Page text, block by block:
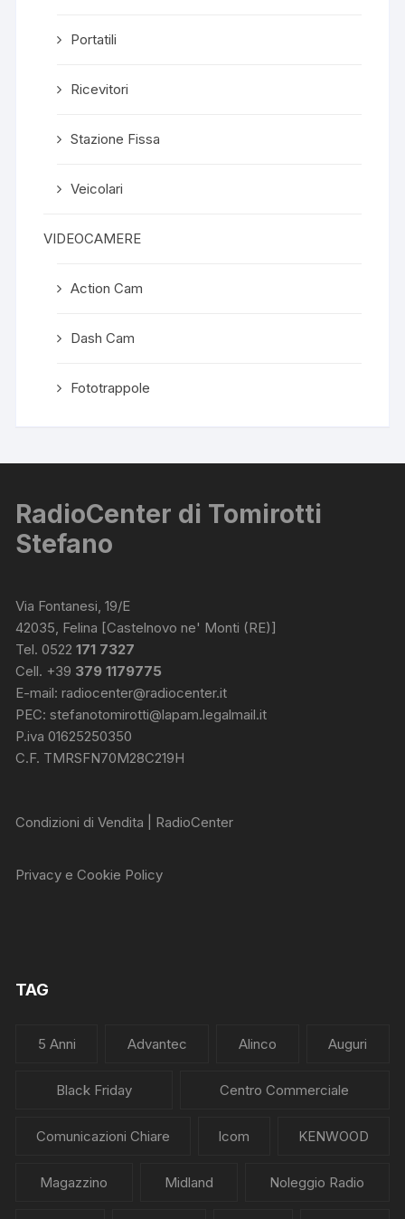
Portatili
Ricevitori
Stazione Fissa
Veicolari
VIDEOCAMERE
Action Cam
Dash Cam
Fototrappole
RadioCenter di Tomirotti
Stefano
Via Fontanesi, 19/E
42035, Felina [Castelnovo ne' Monti (RE)]
Tel. 0522171 7327
Cell. +39 379 1179775
E-mail:radiocenter@radiocenter.it
PEC:stefanotomirotti@lapam.legalmail.it
P.iva 01625250350
C.F. TMRSFN70M28C219H
Condizioni di Vendita | RadioCenter
Privacy e Cookie Policy
TAG
5 Anni Advantec Alinco Auguri
Black Friday Centro Commerciale
Comunicazioni Chiare Icom KENWOOD
Magazzino Midland Noleggio Radio